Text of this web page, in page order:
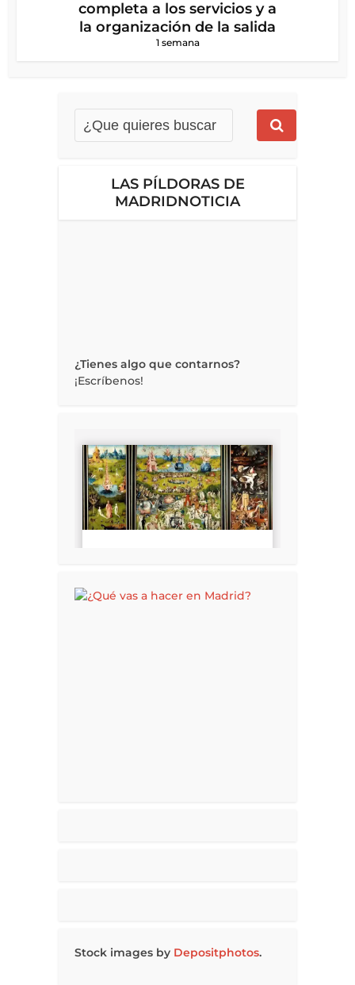
completa a los servicios y a
la organización de la salida
1 semana
LAS PÍLDORAS DE
MADRIDNOTICIA
¿Tienes algo que contarnos?
¡Escríbenos!
Stock images by Depositphotos.